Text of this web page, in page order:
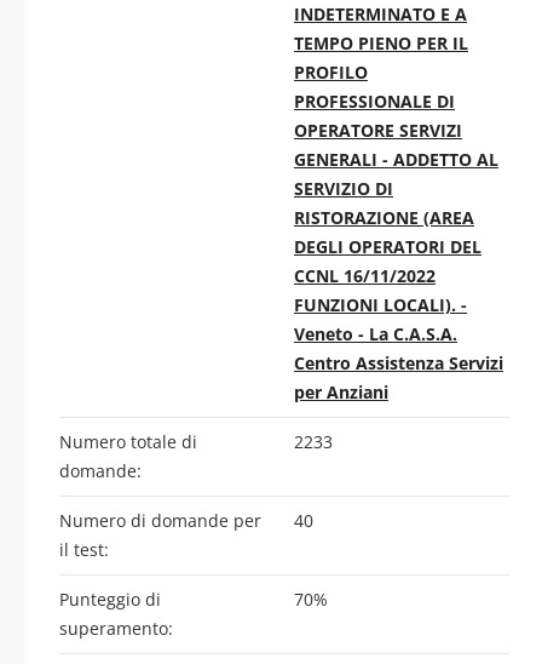
INDETERMINATO E A
TEMPO PIENO PER IL
PROFILO
PROFESSIONALE DI
OPERATORE SERVIZI
GENERALI - ADDETTO AL
SERVIZIO DI
RISTORAZIONE (AREA
DEGLI OPERATORI DEL
CCNL 16/11/2022
FUNZIONI LOCALI). -
Veneto - La C.A.S.A.
Centro Assistenza Servizi
per Anziani
Numero totale di
domande:
2233
Numero di domande per
il test:
40
Punteggio di
superamento:
70%